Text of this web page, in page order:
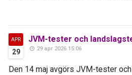
APR
29
JVM-tester och
29 apr 2026 15:06
Den 14 maj avgörs JVM-tester